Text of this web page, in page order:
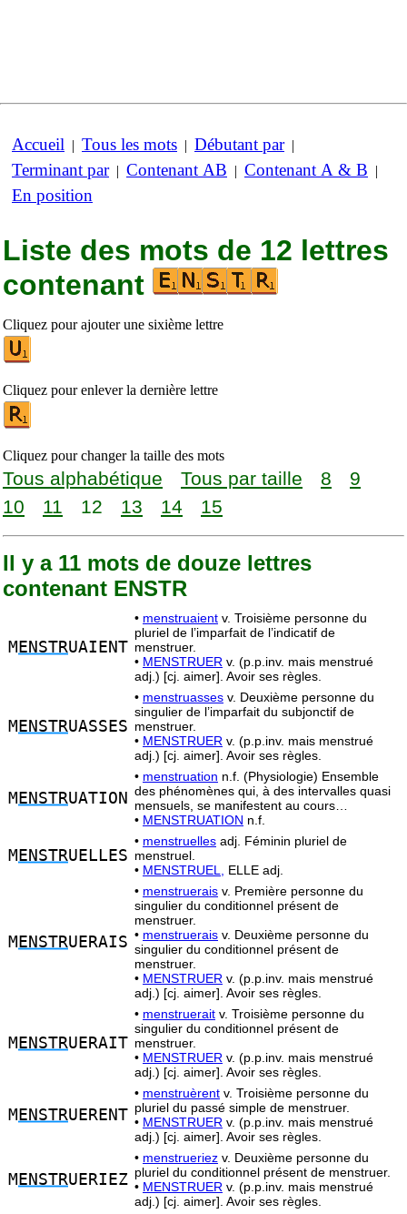
Accueil | Tous les mots | Débutant par|
Terminant par| Contenant AB | Contenant A & B |
En position
Liste des mots de 12 lettres
contenant
Cliquez pour ajouter une sixième lettre
Cliquez pour enlever la dernière lettre
Cliquez pour changer la taille des mots
Tous alphabétique Tous par taille 8
9
10
11 12 13 14 15
Il y a 11 mots de douze lettres
contenant ENSTR
M ENSTRUAIENT
• menstruaient v. Troisième personne du
pluriel de l’imparfait de l’indicatif de
menstruer.
• MENSTRUER v. (p.p.inv. mais menstrué
adj.) [cj. aimer]. Avoir ses règles.
M ENSTRUASSES
• menstruasses v. Deuxième personne du
singulier de l’imparfait du subjonctif de
menstruer.
• MENSTRUER v. (p.p.inv. mais menstrué
adj.) [cj. aimer]. Avoir ses règles.
M ENSTRUATION
• menstruation n.f. (Physiologie) Ensemble
des phénomènes qui, à des intervalles quasi
mensuels, se manifestent au cours…
• MENSTRUATION n.f.
M ENSTRUELLES
• menstruelles adj. Féminin pluriel de
menstruel.
• MENSTRUEL, ELLE adj.
M ENSTRUERAIS
• menstruerais v. Première personne du
singulier du conditionnel présent de
menstruer.
• menstruerais v. Deuxième personne du
singulier du conditionnel présent de
menstruer.
• MENSTRUER v. (p.p.inv. mais menstrué
adj.) [cj. aimer]. Avoir ses règles.
M ENSTRUERAIT
• menstruerait v. Troisième personne du
singulier du conditionnel présent de
menstruer.
• MENSTRUER v. (p.p.inv. mais menstrué
adj.) [cj. aimer]. Avoir ses règles.
M ENSTRUERENT
• menstruèrent v. Troisième personne du
pluriel du passé simple de menstruer.
• MENSTRUER v. (p.p.inv. mais menstrué
adj.) [cj. aimer]. Avoir ses règles.
M ENSTRUERIEZ
• menstrueriez v. Deuxième personne du
pluriel du conditionnel présent de menstruer.
• MENSTRUER v. (p.p.inv. mais menstrué
adj.) [cj. aimer]. Avoir ses règles.